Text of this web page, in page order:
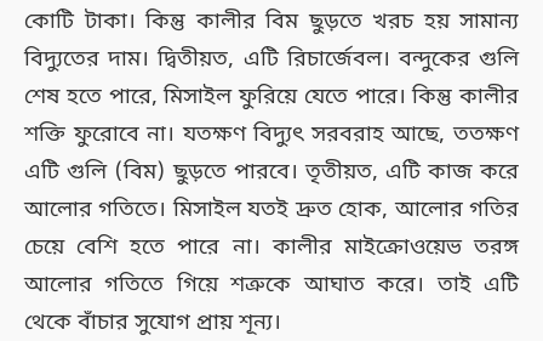
কোটি টাকা। কিন্তু কালীর বিম ছুড়তে খরচ হয় সামান্য
বিদ্যুতের দাম। দ্বিতীয়ত, এটি রিচার্জেবল। বন্দুকের গুলি
শেষ হতে পারে, মিসাইল ফুরিয়ে যেতে পারে। কিন্তু কালীর
শক্তি ফুরোবে না। যতক্ষণ বিদ্যুৎ সরবরাহ আছে, ততক্ষণ
এটি গুলি (বিম) ছুড়তে পারবে। তৃতীয়ত, এটি কাজ করে
আলোর গতিতে। মিসাইল যতই দ্রুত হোক, আলোর গতির
চেয়ে বেশি হতে পারে না। কালীর মাইক্রোওয়েভ তরঙ্গ
আলোর গতিতে গিয়ে শত্রুকে আঘাত করে। তাই এটি
থেকে বাঁচার সুযোগ প্রায় শূন্য।